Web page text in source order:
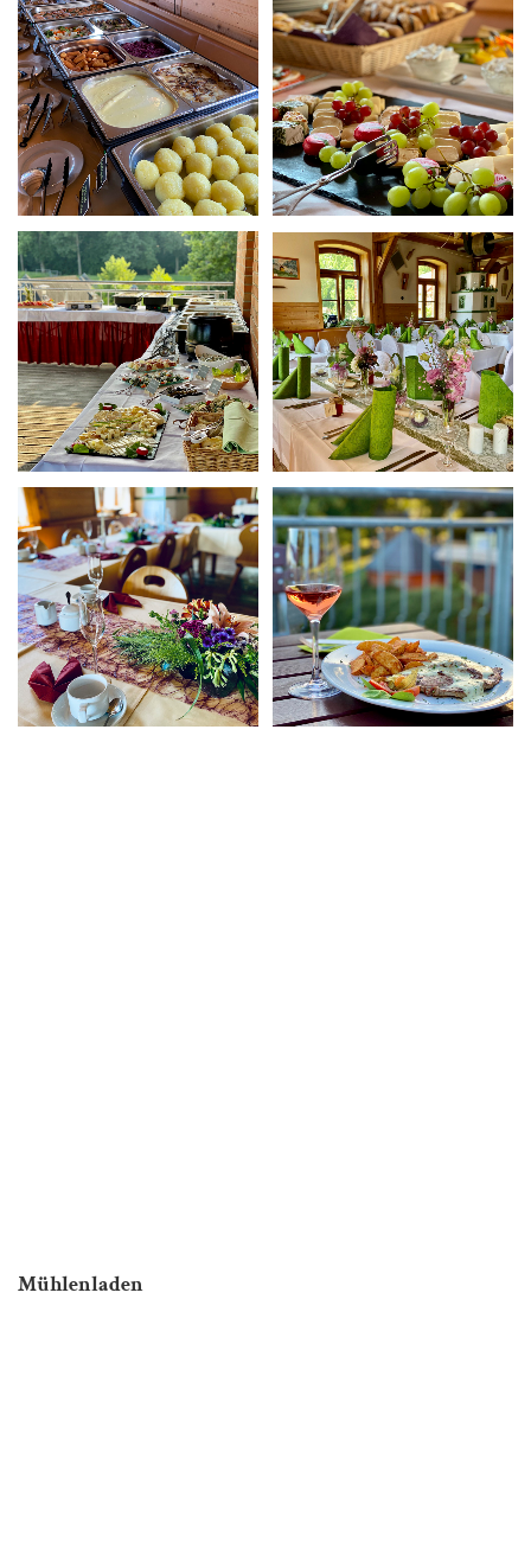
Mühlenladen